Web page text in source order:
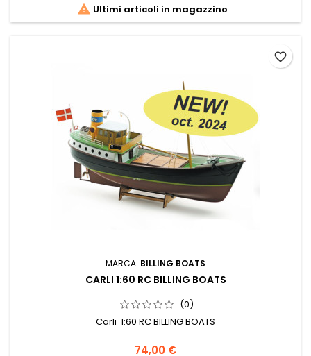
 Ultimi articoli in magazzino
MARCA: BILLING BOATS
CARLI 1:60 RC BILLING BOATS
(0)
Carli 1:60 RC BILLING BOATS
74,00 €
favorite_border